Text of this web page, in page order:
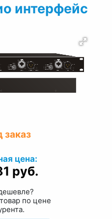
интерфейс
заказ
цена:
руб.
по цене